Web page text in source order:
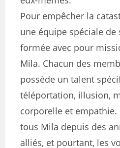
Pour empêcher la
une équipe spéciale de
formée avec pour
Mila. Chacun des
possède un talent
téléportation, illusion,
corporelle et
tous Mila depuis des
alliés, et pourtant, les